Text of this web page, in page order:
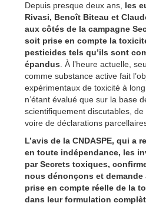
Depuis presque deux ans, les
Rivasi, Benoît Biteau et
aux côtés de la campagne
soit prise en compte la
pesticides tels qu’ils sont
épandus. À l’heure actuelle,
comme substance active fait
expérimentaux de toxicité à
n’étant évalué que sur la base
scientifiquement discutables,
voire de déclarations
L’avis de la CNDASPE, qui a
en toute indépendance, les
par Secrets toxiques,
nous dénonçons et demande
prise en compte réelle de la
dans leur formulation